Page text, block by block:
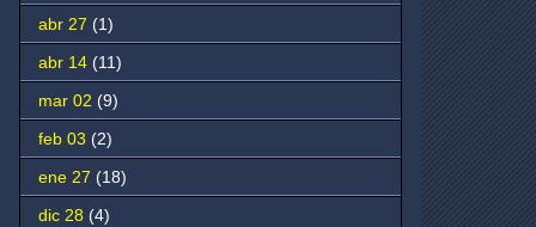
abr 27 (1)
abr 14 (11)
mar 02 (9)
feb 03 (2)
ene 27 (18)
dic 28 (4)